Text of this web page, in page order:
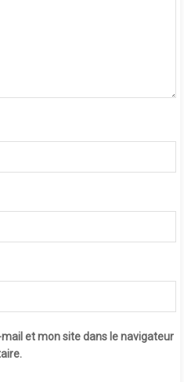
et mon site dans le navigateur